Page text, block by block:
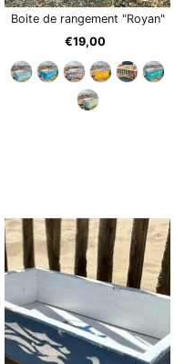
Boite de rangement "Royan"
Prix
ordinaire
€19,00